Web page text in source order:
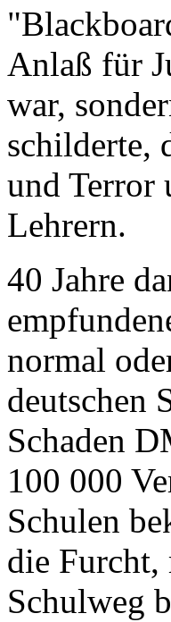
Anlaß für
war,
schilderte,
und Terror
Lehrern.
40 Jahre
normal
deutschen
Schaden
100 000
Schulen
die Furcht,
Schulweg